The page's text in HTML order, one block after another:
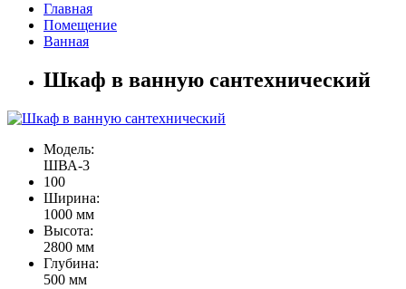
Главная
Помещение
Ванная
Шкаф в ванную сантехнический
Модель:
ШВА-3
100
Ширина:
1000 мм
Высота:
2800 мм
Глубина:
500 мм